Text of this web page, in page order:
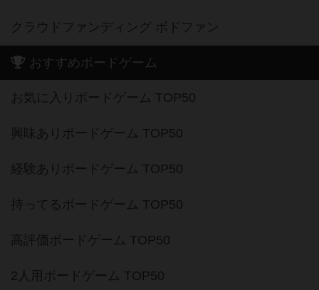
クラウドファンディング ボドファン
おすすめボードゲーム
お気に入りボードゲーム TOP50
興味ありボードゲーム TOP50
経験ありボードゲーム TOP50
持ってるボードゲーム TOP50
高評価ボードゲーム TOP50
2人用ボードゲーム TOP50